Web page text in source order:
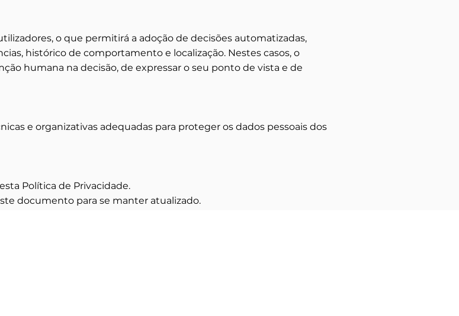
o que permitirá a adoção de decisões automatizadas,
histórico de comportamento e localização. Nestes casos, o
humana na decisão, de expressar o seu ponto de vista e de
e organizativas adequadas para proteger os dados pessoais dos
Política de Privacidade.
documento para se manter atualizado.